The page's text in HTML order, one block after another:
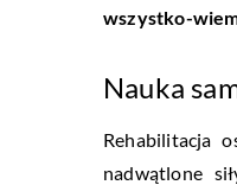
wszystko-
Nauka
Rehabilitacja
nadwątlone